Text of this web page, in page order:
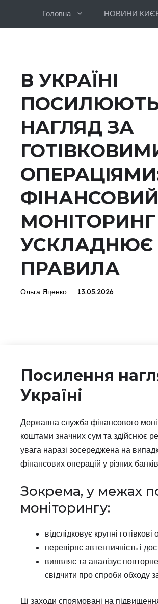
Головна НОВИНИ
В УКРАЇНІ
НАГЛЯД ЗА
ФІНАНСОВИЙ
МОНІТОРИНГ
УСКЛАДНЮЄ
ПРАВИЛА
Ольга Яценко 13.05.2026
Посилення
Україні
Державна служба фінансового
коштами значних сум та здійснює
увага наразі зосереджена на
фінансових операцій у різних
Зокрема, у межах
моніторингу:
відслідковує крупні
перевіряє автентичність і
виявляє та аналізує
свідчити про спроби обходу
Ці заходи спрямовані на